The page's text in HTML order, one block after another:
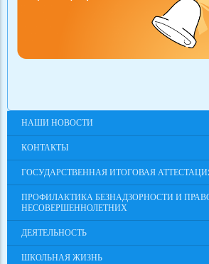
НАШИ НОВОСТИ
КОНТАКТЫ
ГОСУДАРСТВЕННАЯ ИТОГОВАЯ
ПРОФИЛАКТИКА БЕЗНАДЗОРНОСТИ И
НЕСОВЕРШЕННОЛЕТНИХ
ДЕЯТЕЛЬНОСТЬ
ШКОЛЬНАЯ ЖИЗНЬ